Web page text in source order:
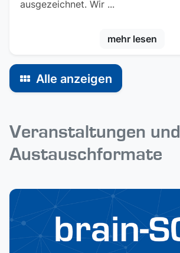
ausgezeichnet. Wir ...
mehr lesen
Alle anzeigen
Veranstaltungen und
Austauschformate